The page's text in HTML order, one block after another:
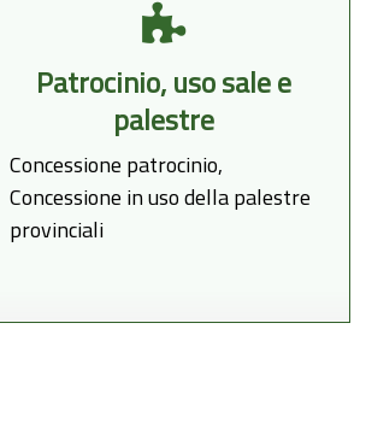
Patrocinio, uso sale e
palestre
Concessione patrocinio,
Concessione in uso della palestre
provinciali